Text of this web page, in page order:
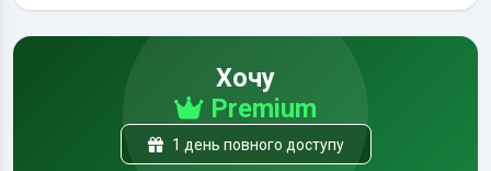
Хочу
Premium
1 день повного доступу